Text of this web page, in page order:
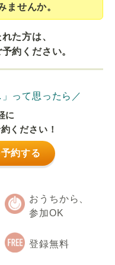
ませんか。
た方は、
約ください。
って思ったら／
に
ください！
約する
おうちから、
参加OK
登録無料